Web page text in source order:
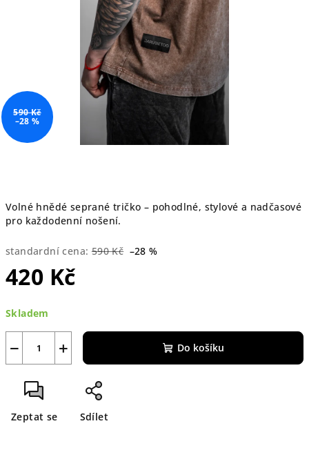
Volné hnědé seprané tričko – pohodlné, stylové a nadčasové
pro každodenní nošení.
standardní cena: 590 Kč –28 %
420 Kč
cena:
Skladem
+
− Do košíku
Zeptat se Sdílet
590 Kč
–28 %